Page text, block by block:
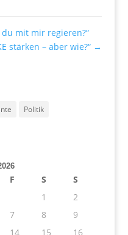
mit mir regieren?“
stärken – aber wie?“ →
Politik
F S
S
1
2
7 8
9
14 15 16